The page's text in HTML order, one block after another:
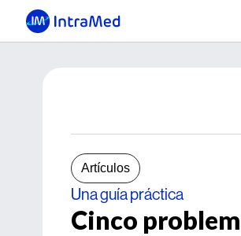
Artículos
Una guía práctica
Cinco